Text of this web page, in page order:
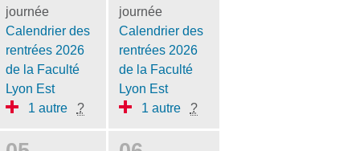
journée
Calendrier des
rentrées 2026
de la Faculté
Lyon Est
1 autre
?
journée
Calendrier des
rentrées 2026
de la Faculté
Lyon Est
1 autre
?